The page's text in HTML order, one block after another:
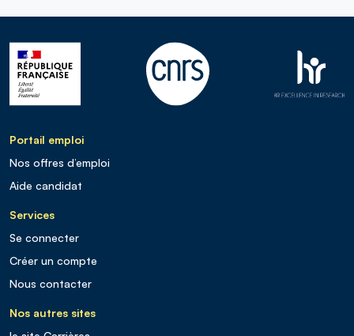
Portail emploi
Nos offres d’emploi
Aide candidat
Services
Se connecter
Créer un compte
Nous contacter
Nos autres sites